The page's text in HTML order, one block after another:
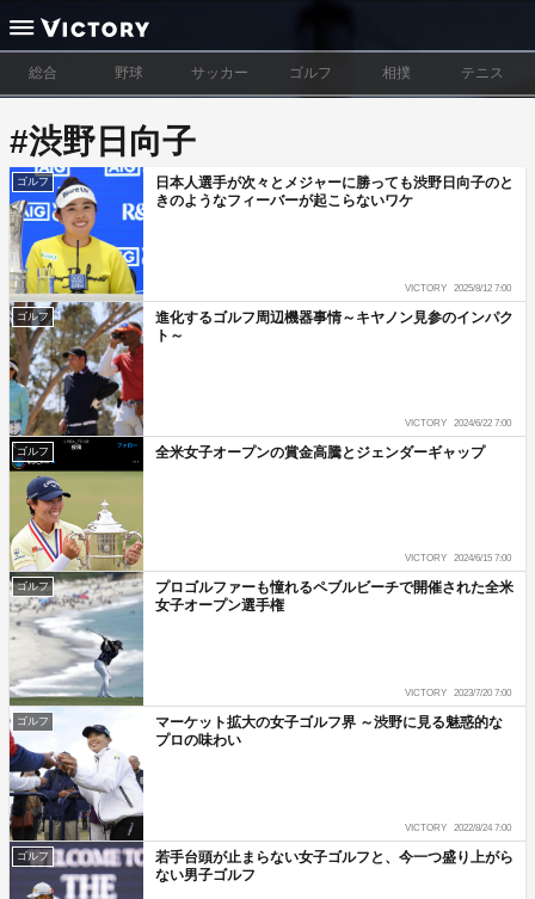
総合 野球 サッカー ゴルフ 相撲 テニス
#渋野日向子
ゴルフ
日本人選手が次々とメジャーに勝っても渋野日向子のと
きのようなフィーバーが起こらないワケ
VICTORY 2025/8/12 7:00
ゴルフ
進化するゴルフ周辺機器事情～キヤノン見参のインパク
ト～
VICTORY 2024/6/22 7:00
ゴルフ 全米女子オープンの賞金高騰とジェンダーギャップ
VICTORY 2024/6/15 7:00
ゴルフ
プロゴルファーも憧れるペブルビーチで開催された全米
女子オープン選手権
VICTORY 2023/7/20 7:00
ゴルフ
マーケット拡大の女子ゴルフ界 ～渋野に見る魅惑的な
プロの味わい
VICTORY 2022/8/24 7:00
ゴルフ
若手台頭が止まらない女子ゴルフと、今一つ盛り上がら
ない男子ゴルフ